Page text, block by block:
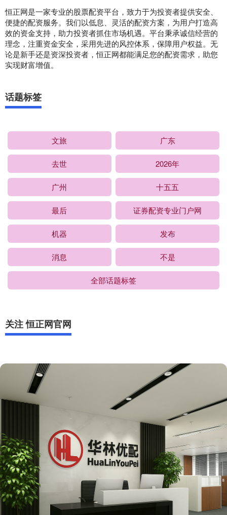
恒正网是一家专业的股票配资平台，致力于为投资者提供安全、
便捷的配资服务。我们以低息、灵活的配资方案，为用户打造高
效的资金支持，助力投资者抓住市场机遇。平台秉承诚信经营的
理念，注重资金安全，采用先进的风控体系，保障用户权益。无
论是新手还是资深投资者，恒正网都能满足您的配资需求，助您
实现财富增值。
话题标签
文旅 广东
去世 2026年
广州 十五五
最后 证券配资专业门户网
机器 发布
消息 不是
全部话题标签
关注 恒正网官网